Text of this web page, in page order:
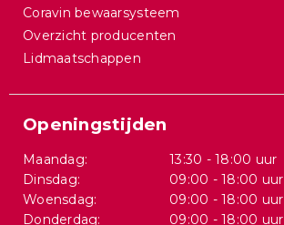
Coravin bewaarsysteem
Overzicht producenten
Lidmaatschappen
Openingstijden
Maandag:
13:30 - 18:00 uur
Dinsdag:
09:00 - 18:00 uur
Woensdag:
09:00 - 18:00 uur
Donderdag:
09:00 - 18:00 uur